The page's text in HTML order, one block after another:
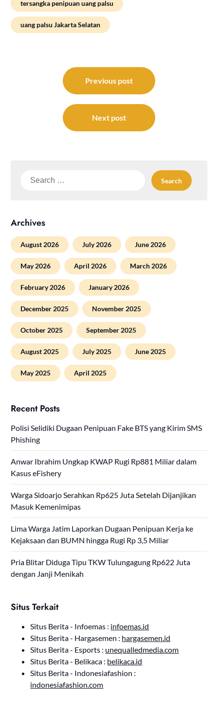
tersangka penipuan uang palsu
uang palsu Jakarta Selatan
navigation
Previous post
Next post
Search
Archives
August 2026 July 2026 June 2026
May 2026 April 2026 March 2026
February 2026 January 2026
December 2025 November 2025
October 2025 September 2025
August 2025 July 2025 June 2025
May 2025 April 2025
Recent Posts
Polisi Selidiki Dugaan Penipuan Fake BTS yang Kirim SMS
Phishing
Anwar Ibrahim Ungkap KWAP Rugi Rp881 Miliar dalam
Kasus eFishery
Warga Sidoarjo Serahkan Rp625 Juta Setelah Dijanjikan
Masuk Kemenimipas
Lima Warga Jatim Laporkan Dugaan Penipuan Kerja ke
Kejaksaan dan BUMN hingga Rugi Rp 3,5 Miliar
Pria Blitar Diduga Tipu TKW Tulungagung Rp622 Juta
dengan Janji Menikah
Situs Terkait
Situs Berita - Infoemas : infoemas.id
Situs Berita - Hargasemen : hargasemen.id
Situs Berita - Esports : unequalledmedia.com
Situs Berita - Belikaca : belikaca.id
Situs Berita - Indonesiafashion :
indonesiafashion.com